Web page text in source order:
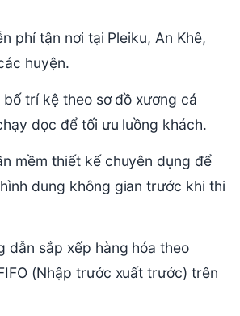
phí tận nơi tại Pleiku, An Khê,
huyện.
trí kệ theo sơ đồ xương cá
dọc để tối ưu luồng khách.
mềm thiết kế chuyên dụng để
dung không gian trước khi thi
dẫn sắp xếp hàng hóa theo
(Nhập trước xuất trước) trên